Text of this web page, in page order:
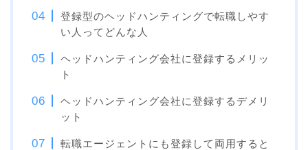
登録型のヘッドハンティングで転職しやす
い人ってどんな人
ヘッドハンティング会社に登録するメリッ
ト
ヘッドハンティング会社に登録するデメリ
ット
転職エージェントにも登録して両用すると